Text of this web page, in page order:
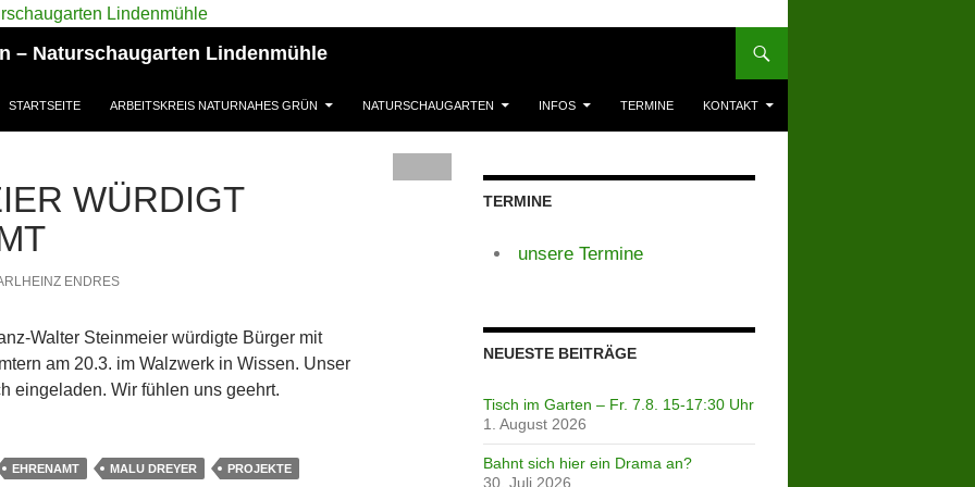
– Naturschaugarten Lindenmühle
STARTSEITE ARBEITSKREIS NATURNAHES GRÜN NATURSCHAUGARTEN INFOS TERMINE KONTAKT
WÜRDIGT
ENDRES
Walter Steinmeier würdigte Bürger mit
am 20.3. im Walzwerk in Wissen. Unser
eingeladen. Wir fühlen uns geehrt.
EHRENAMT MALU DREYER
PROJEKTE
TERMINE
unsere Termine
NEUESTE BEITRÄGE
Tisch im Garten – Fr. 7.8. 15-17:30 Uhr
1. August 2026
Bahnt sich hier ein Drama an?
30. Juli 2026